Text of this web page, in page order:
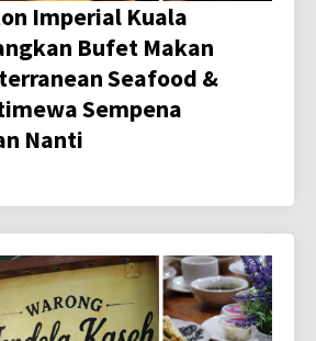
Imperial Kuala
Bufet Makan
Seafood &
Sempena
Nanti